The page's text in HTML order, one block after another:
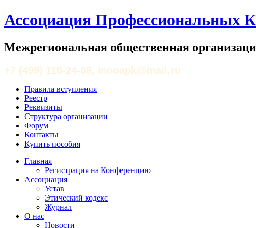
Ассоциация Профессиональных
Межрегиональная общественная
+7 (499) 110-24-68, mooapk@mail.ru
Правила вступления
Реестр
Реквизиты
Структура организации
Форум
Контакты
Купить пособия
Главная
Регистрация на Конференцию
Ассоциация
Устав
Этический кодекс
Журнал
О нас
Новости